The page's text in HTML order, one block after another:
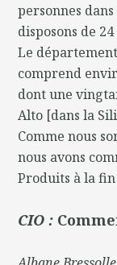
personnes
disposons de
Le
comprend
dont une
Alto [dans la
Comme nous
nous avons
Produits à la
CIO :